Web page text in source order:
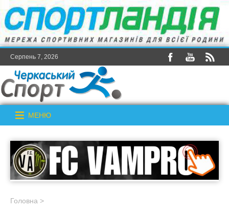
Серпень 7, 2026
МЕНЮ
Головна >